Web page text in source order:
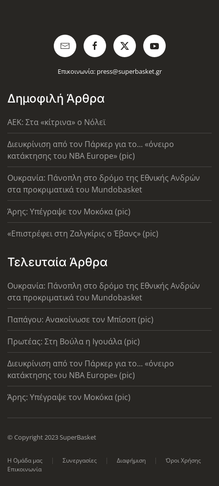
Επικοινωνία: press@superbasket.gr
Δημοφιλή Άρθρα
AEK: Στα «κίτρινα» ο Νόλεϊ
Διευκρίνιση από τον Πάρκερ για το... «όνειρο
κατάκτησης του ΝΒΑ Europe» (pic)
Ουκρανία: Πάνοπλη στο δρόμο της Εθνικής Ανδρών
στα προκριματικά του Mundobasket
Άρης: Υπέγραψε τον Μοκόκα (pic)
«Επιστρέφει στη Ζαλγκίρις ο Έβανς» (pic)
Τελευταία Άρθρα
Ουκρανία: Πάνοπλη στο δρόμο της Εθνικής Ανδρών
στα προκριματικά του Mundobasket
Παπάγου: Ανακοίνωσε τον Μπίσοπ (pic)
Πρωτέας: Στη Βούλα η Ιγουάλα (pic)
Διευκρίνιση από τον Πάρκερ για το... «όνειρο
κατάκτησης του ΝΒΑ Europe» (pic)
Άρης: Υπέγραψε τον Μοκόκα (pic)
© Copyright 2023 SuperBasket
Η Ομάδα μας Συνεργασίες Διαφήμιση
Όροι Χρήσης
Επικοινωνία